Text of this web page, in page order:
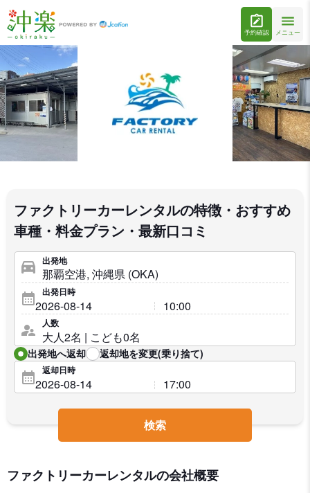
予約確認 メニュー
ファクトリーカーレンタルの特徴・おすすめ
車種・料金プラン・最新口コミ
出発地
出発日時
人数
出発地へ返却 返却地を変更(乗り捨て)
返却日時
検索
ファクトリーカーレンタルの会社概要